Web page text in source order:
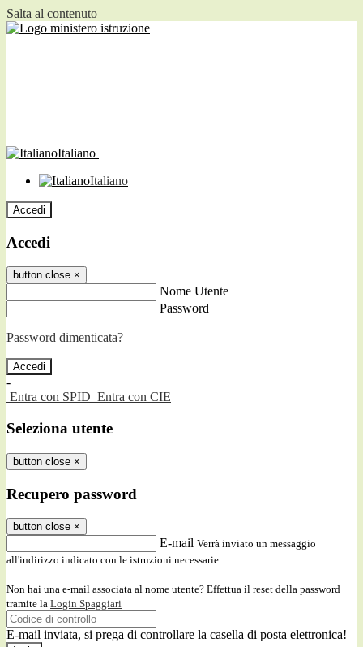
Salta al contenuto
Italiano
Italiano
Accedi
Accedi
button close ×
Nome Utente
Password
Password dimenticata?
-
Entra con SPID Entra con CIE
Seleziona utente
button close ×
Recupero password
button close ×
E-mail Verrà inviato un messaggio
all'indirizzo indicato con le istruzioni necessarie.
Non hai una e-mail associata al nome utente? Effettua il reset della password
tramite la Login Spaggiari
E-mail inviata, si prega di controllare la casella di posta elettronica!